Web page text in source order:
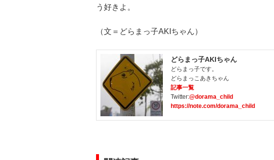
う好きよ。
（文＝どらまっ子AKIちゃん）
どらまっ子AKIちゃん
どらまっ子です。
どらまっこあきちゃん
記事一覧
Twitter:@dorama_child
https://note.com/dorama_child